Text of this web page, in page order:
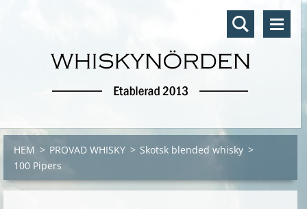
HEM > PROVAD WHISKY > Skotsk blended whisky >
100 Pipers